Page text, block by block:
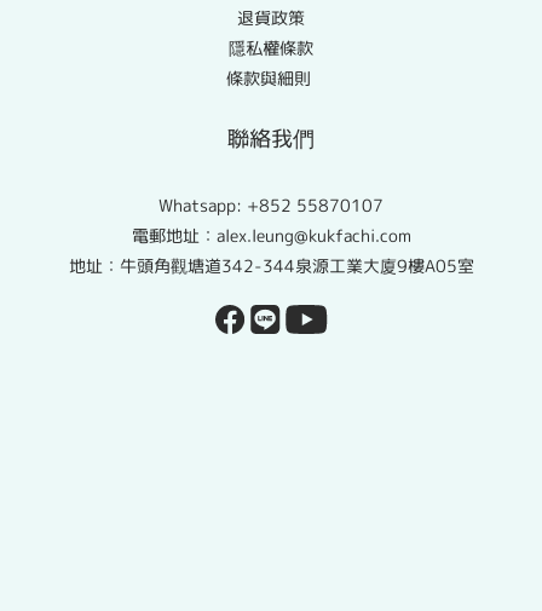
退貨政策
隱私權條款
條款與細則
聯絡我們
Whatsapp: +852 55870107
電郵地址：alex.leung@kukfachi.com
地址：牛頭角觀塘道342-344泉源工業大廈9樓A05室